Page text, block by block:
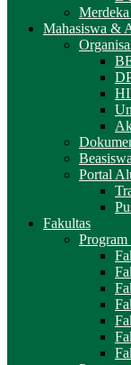
Mahasiswa &
Portal
Fakultas
Program